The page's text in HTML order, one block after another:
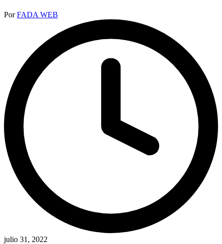
Publicado
PorFADA WEB
julio 31, 2022